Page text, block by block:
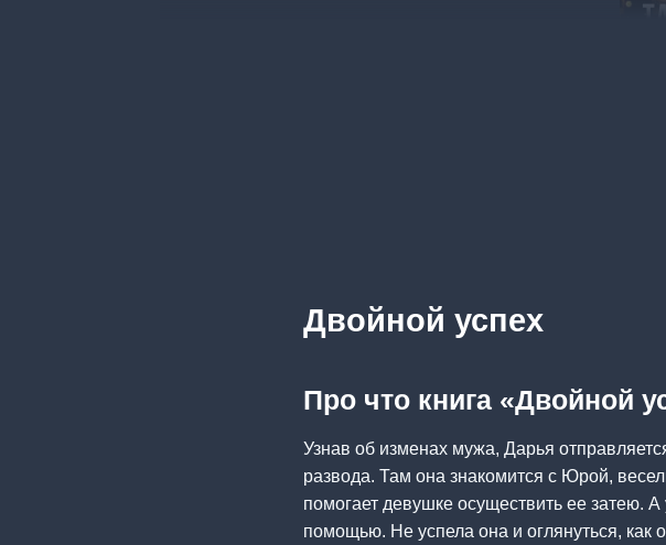
Двойной успех
Про что книга «Двойной
Узнав об изменах мужа, Дарья
развода. Там она знакомится с Юрой,
помогает девушке осуществить ее затею.
помощью. Не успела она и оглянуться, как